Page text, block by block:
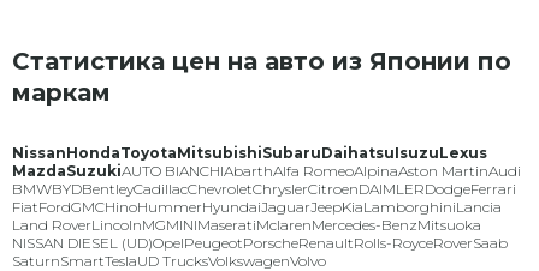
Статистика цен на авто из Японии по
маркам
NissanHondaToyotaMitsubishiSubaruDaihatsuIsuzuLexus
MazdaSuzukiAUTO BIANCHIAbarthAlfa RomeoAlpinaAston MartinAudi
BMWBYDBentleyCadillacChevroletChryslerCitroenDAIMLERDodgeFerrari
FiatFordGMCHinoHummerHyundaiJaguarJeepKiaLamborghiniLancia
Land RoverLincolnMGMINIMaseratiMclarenMercedes-BenzMitsuoka
NISSAN DIESEL (UD)OpelPeugeotPorscheRenaultRolls-RoyceRoverSaab
SaturnSmartTeslaUD TrucksVolkswagenVolvo